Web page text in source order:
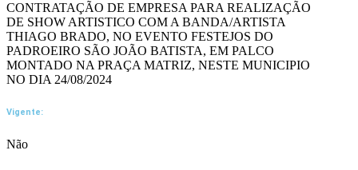
CONTRATAÇÃO DE EMPRESA PARA REALIZAÇÃO
DE SHOW ARTISTICO COM A BANDA/ARTISTA
THIAGO BRADO, NO EVENTO FESTEJOS DO
PADROEIRO SÃO JOÃO BATISTA, EM PALCO
MONTADO NA PRAÇA MATRIZ, NESTE MUNICIPIO
NO DIA 24/08/2024
Vigente:
Não